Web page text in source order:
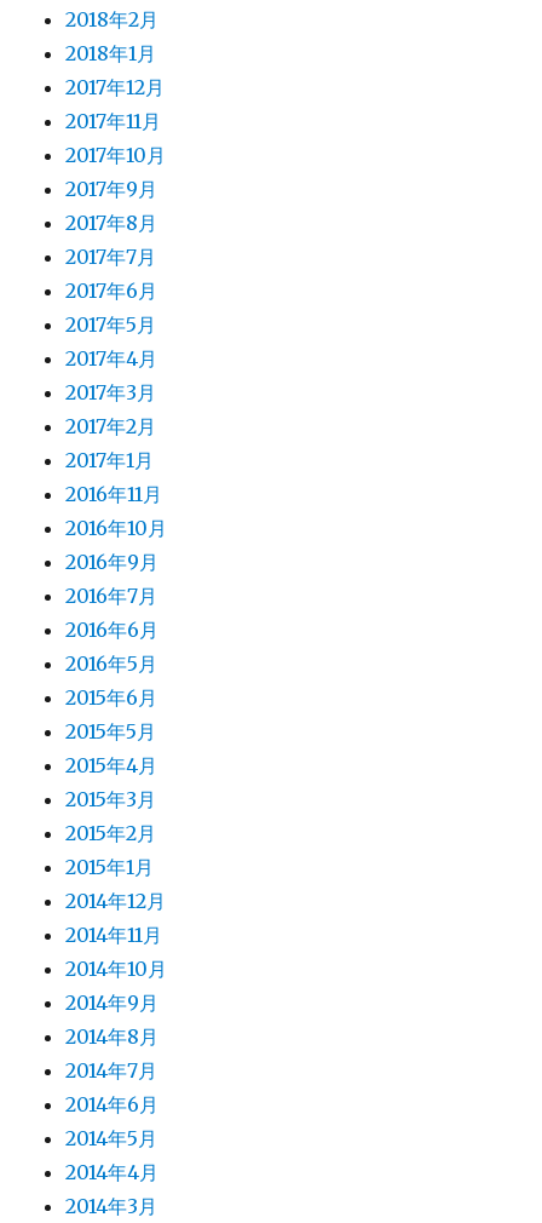
2018年2月
2018年1月
2017年12月
2017年11月
2017年10月
2017年9月
2017年8月
2017年7月
2017年6月
2017年5月
2017年4月
2017年3月
2017年2月
2017年1月
2016年11月
2016年10月
2016年9月
2016年7月
2016年6月
2016年5月
2015年6月
2015年5月
2015年4月
2015年3月
2015年2月
2015年1月
2014年12月
2014年11月
2014年10月
2014年9月
2014年8月
2014年7月
2014年6月
2014年5月
2014年4月
2014年3月